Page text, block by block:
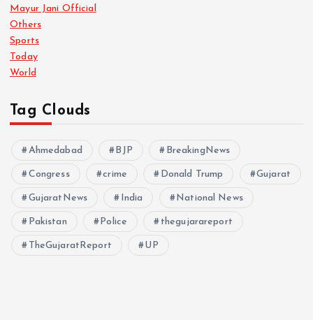
Mayur Jani Official
Others
Sports
Today
World
Tag Clouds
Ahmedabad BJP BreakingNews
Congress crime Donald Trump Gujarat
GujaratNews India National News
Pakistan Police thegujarareport
TheGujaratReport UP